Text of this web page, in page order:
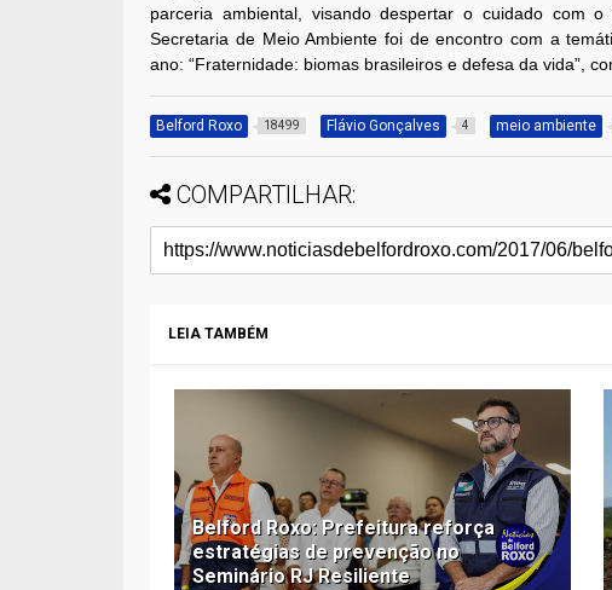
parceria ambiental, visando despertar o cuidado com
Secretaria de Meio Ambiente foi de encontro com a
ano: “Fraternidade: biomas brasileiros e defesa da vida”,
Belford Roxo 18499 Flávio Gonçalves 4 meio ambiente
COMPARTILHAR:
LEIA TAMBÉM
Belford Roxo: Prefeitura reforça
estratégias de prevenção no
Seminário RJ Resiliente